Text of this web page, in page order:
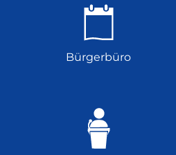
Bürgerbüro